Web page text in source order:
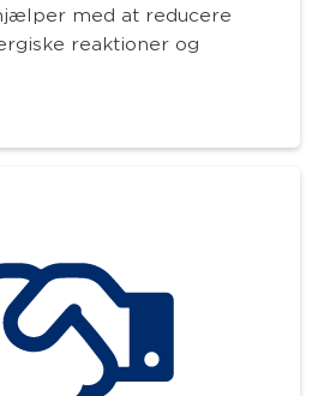
med at reducere
reaktioner og